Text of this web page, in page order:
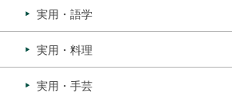
実用・語学
実用・料理
実用・手芸